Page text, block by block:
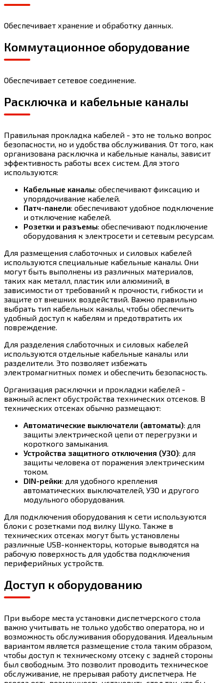
Обеспечивает хранение и обработку данных.
Коммутационное оборудование
Обеспечивает сетевое соединение.
Расключка и кабельные каналы
Правильная прокладка кабелей - это не только вопрос
безопасности, но и удобства обслуживания. От того, как
организована расключка и кабельные каналы, зависит
эффективность работы всех систем. Для этого
используются:
Кабельные каналы: обеспечивают фиксацию и
упорядочивание кабелей.
Патч-панели: обеспечивают удобное подключение
и отключение кабелей.
Розетки и разъемы: обеспечивают подключение
оборудования к электросети и сетевым ресурсам.
Для размещения слаботочных и силовых кабелей
используются специальные кабельные каналы. Они
могут быть выполнены из различных материалов,
таких как металл, пластик или алюминий, в
зависимости от требований к прочности, гибкости и
защите от внешних воздействий. Важно правильно
выбрать тип кабельных каналы, чтобы обеспечить
удобный доступ к кабелям и предотвратить их
повреждение.
Для разделения слаботочных и силовых кабелей
используются отдельные кабельные каналы или
разделители. Это позволяет избежать
электромагнитных помех и обеспечить безопасность.
Организация расключки и прокладки кабелей -
важный аспект обустройства технических отсеков. В
технических отсеках обычно размещают:
Автоматические выключатели (автоматы): для
защиты электрической цепи от перегрузки и
короткого замыкания.
Устройства защитного отключения (УЗО): для
защиты человека от поражения электрическим
током.
DIN-рейки: для удобного крепления
автоматических выключателей, УЗО и другого
модульного оборудования.
Для подключения оборудования к сети используются
блоки с розетками под вилку Шуко. Также в
технических отсеках могут быть установлены
различные USB-коннекторы, которые выводятся на
рабочую поверхность для удобства подключения
периферийных устройств.
Доступ к оборудованию
При выборе места установки диспетчерского стола
важно учитывать не только удобство оператора, но и
возможность обслуживания оборудования. Идеальным
вариантом является размещение стола таким образом,
чтобы доступ к техническому отсеку с задней стороны
был свободным. Это позволит проводить техническое
обслуживание, не прерывая работу диспетчера. Не